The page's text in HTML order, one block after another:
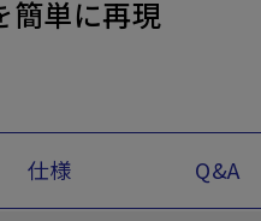
簡単に再現
仕様 Q&A